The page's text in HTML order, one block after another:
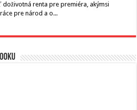
doživotná renta pre premiéra, akýmsi
pre národ a o...